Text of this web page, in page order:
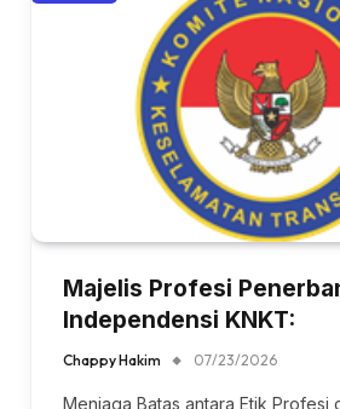
Majelis Profesi
Independensi KNKT:
Chappy Hakim 07/23/2026
Menjaga Batas antara Etik Profesi